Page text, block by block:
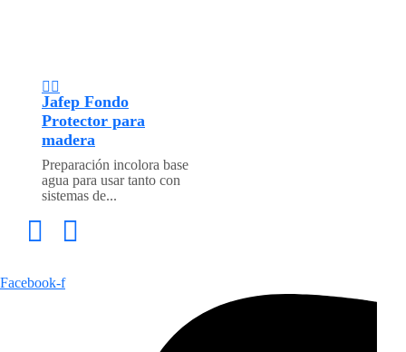
Jafep Fondo
Protector para
madera
Preparación incolora base
agua para usar tanto con
sistemas de...
Facebook-f